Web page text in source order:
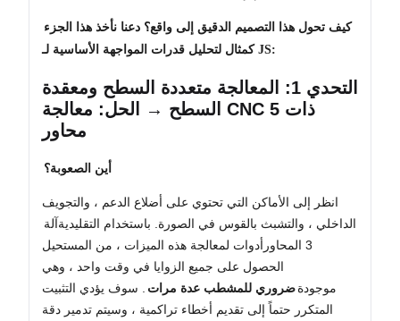
كيف تحول هذا التصميم الدقيق إلى واقع؟ دعنا نأخذ هذا الجزء
كمثال لتحليل قدرات المواجهة الأساسية لـ JS:
التحدي 1: المعالجة متعددة السطح ومعقدة
السطح → الحل: معالجة CNC ذات 5
محاور
أين الصعوبة؟
انظر إلى الأماكن التي تحتوي على أضلاع الدعم ، والتجويف
الداخلي ، والتشبث بالقوس في الصورة. باستخدام التقليديةآلة
3 المحاور
أدوات لمعالجة هذه الميزات ، من المستحيل
الحصول على جميع الزوايا في وقت واحد ، وهي
موجودةضروري للمشطب عدة مرات
. سوف يؤدي التثبيت
المتكرر حتماً إلى تقديم أخطاء تراكمية ، وسيتم تدمير دقة